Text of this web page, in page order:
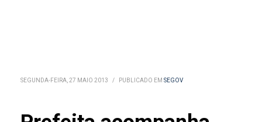
SEGUNDA-FEIRA, 27 MAIO 2013 / PUBLICADO EM SEGOV